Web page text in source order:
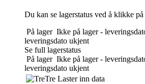
Du kan se lagerstatus ved å klikke
På lager Ikke på lager -
leveringsdato ukjent
Se full lagerstatus
På lager Ikke på lager -
leveringsdato ukjent
Tre Laster inn data